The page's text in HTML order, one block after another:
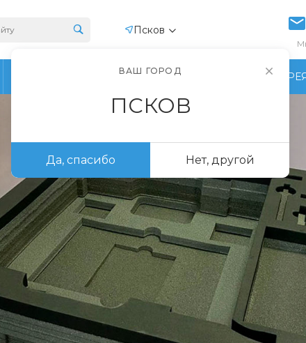
Псков
ПРОИЗВОДСТВОВАШ ГОРОД
ПСКОВ
Да, спасибо Нет, другой